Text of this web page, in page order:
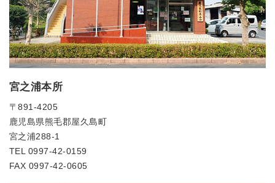
宮之浦本所
〒891-4205
鹿児島県熊毛郡屋久島町
宮之浦288-1
TEL 0997-42-0159
FAX 0997-42-0605